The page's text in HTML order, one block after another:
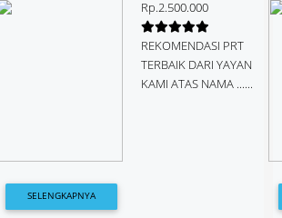
Rp.2.500.000
REKOMENDASI PRT
TERBAIK DARI YAYAN
KAMI ATAS NAMA ......
SELENGKAPNYA